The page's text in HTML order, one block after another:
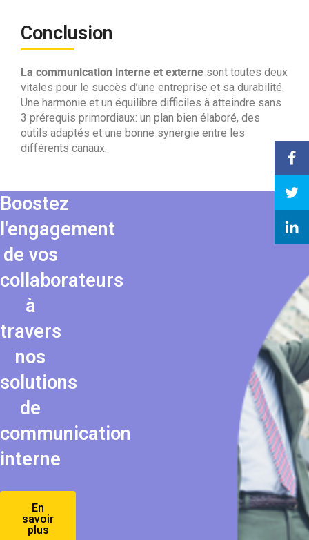
Conclusion
La communication interne et externe sont toutes deux
vitales pour le succès d’une entreprise et sa durabilité.
Une harmonie et un équilibre difficiles à atteindre sans
3 prérequis primordiaux: un plan bien élaboré, des
outils adaptés et une bonne synergie entre les
différents canaux.
Boostez
l'engagement
de vos
collaborateurs
à
travers
nos
solutions
de
communication
interne
En
savoir
plus